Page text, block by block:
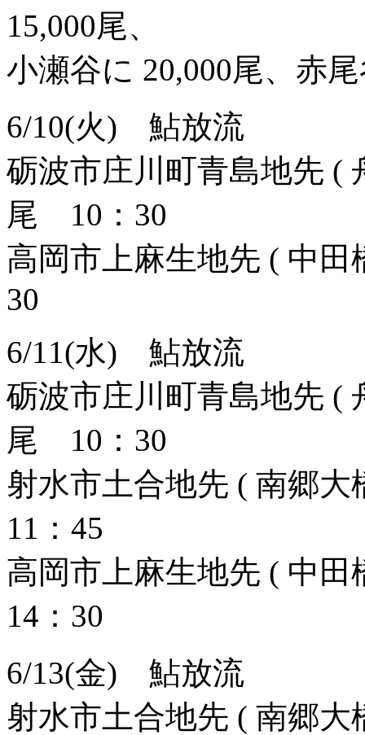
15,000尾、
小瀬谷に 20,000尾、赤
6/10(火) 鮎放流
砺波市庄川町青島地先 (
尾 10：30
高岡市上麻生地先 ( 中
30
6/11(水) 鮎放流
砺波市庄川町青島地先 (
尾 10：30
射水市土合地先 ( 南郷
11：45
高岡市上麻生地先 ( 中
14：30
6/13(金) 鮎放流
射水市土合地先 ( 南郷